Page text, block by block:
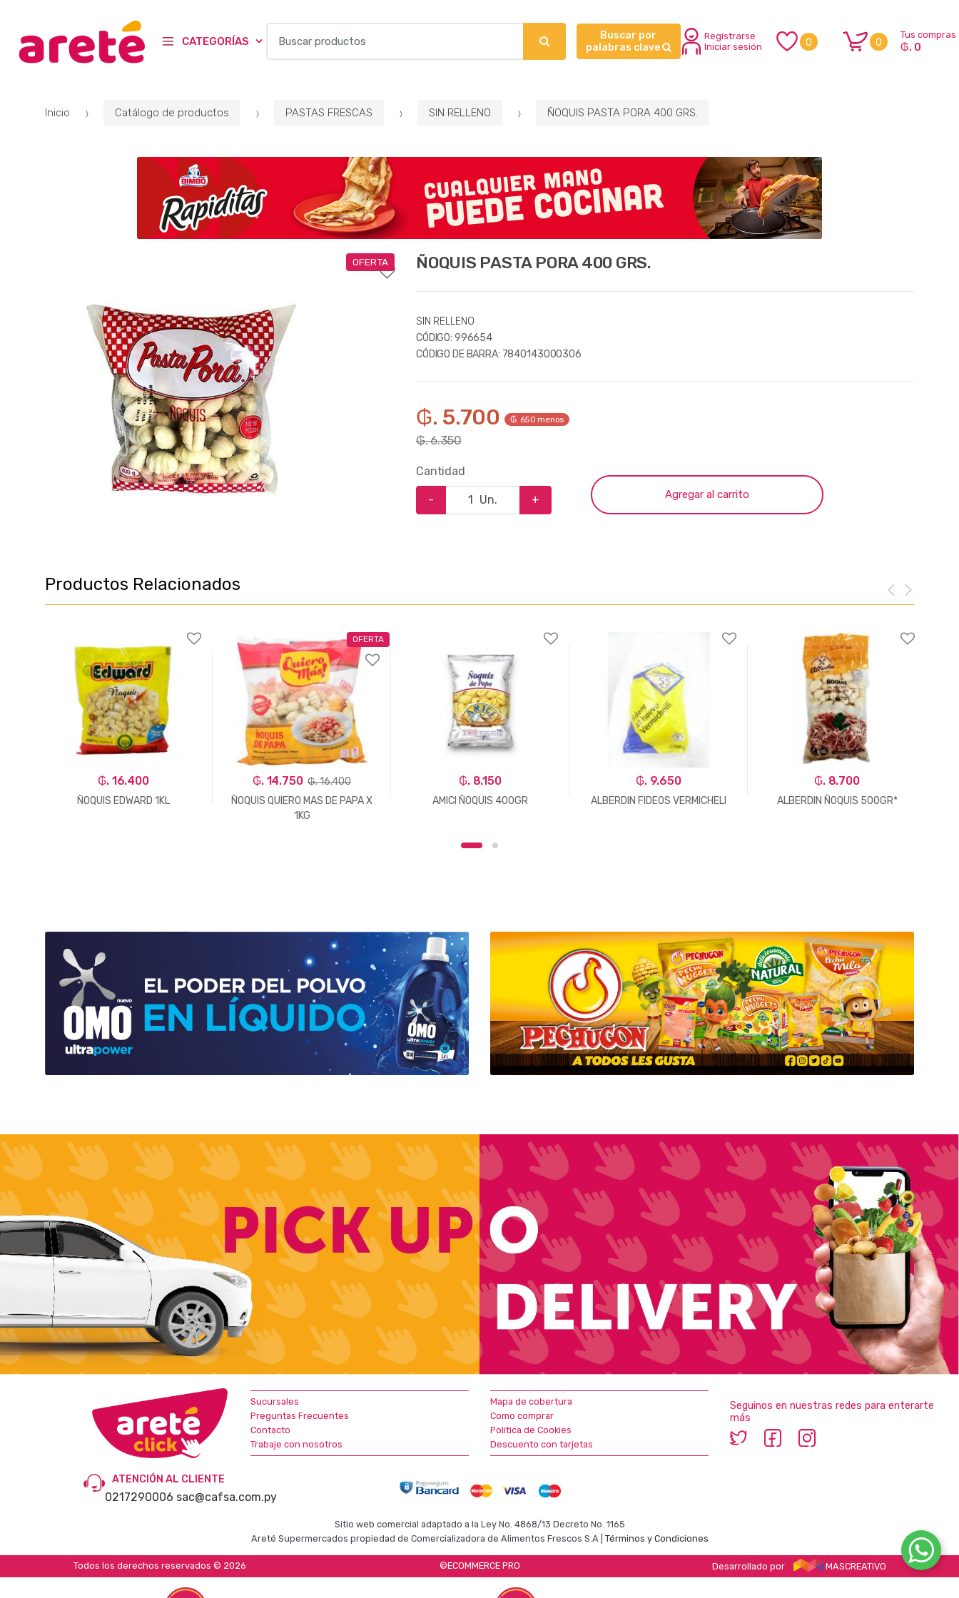
CATEGORÍAS
Buscar por
palabras clave
Registrarse
Iniciar sesión
0 0
Tus compras
₲. 0
Inicio Catálogo de productos PASTAS FRESCAS SIN RELLENO ÑOQUIS PASTA PORA 400 GRS.
OFERTA ÑOQUIS PASTA PORA 400 GRS.
SIN RELLENO
CÓDIGO: 996654
CÓDIGO DE BARRA: 7840143000306
₲. 5.700 ₲. 650 menos
₲. 6.350
Cantidad
- Un. + Agregar al carrito
Productos Relacionados
₲. 16.400
ÑOQUIS EDWARD 1KL
OFERTA
₲. 14.750 ₲. 16.400
ÑOQUIS QUIERO MAS DE PAPA X
1KG
₲. 8.150
AMICI ÑOQUIS 400GR
₲. 9.650
ALBERDIN FIDEOS VERMICHELI
₲. 8.700
ALBERDIN ÑOQUIS 500GR*
Sucursales
Preguntas Frecuentes
Contacto
Trabaje con nosotros
Mapa de cobertura
Como comprar
Política de Cookies
Descuento con tarjetas
Seguinos en nuestras redes para enterarte
más
ATENCIÓN AL CLIENTE
0217290006 sac@cafsa.com.py
Sitio web comercial adaptado a la Ley No. 4868/13 Decreto No. 1165
Areté Supermercados propiedad de Comercializadora de Alimentos Frescos S.A | Términos y Condiciones
Todos los derechos reservados © 2026 ©ECOMMERCE PRO Desarrollado por MASCREATIVO